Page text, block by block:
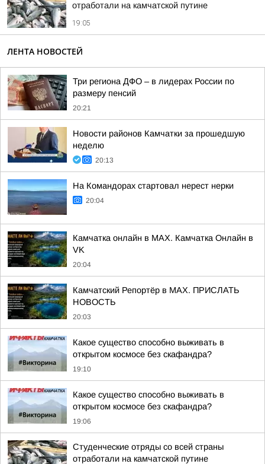
отработали на камчатской путине
19:05
ЛЕНТА НОВОСТЕЙ
Три региона ДФО – в лидерах России по
размеру пенсий
20:21
Новости районов Камчатки за прошедшую
неделю
20:13
На Командорах стартовал нерест нерки
20:04
Камчатка онлайн в MAX. Камчатка Онлайн в
VK
20:04
Камчатский Репортёр в MAX. ПРИСЛАТЬ
НОВОСТЬ
20:03
Какое существо способно выживать в
открытом космосе без скафандра?
19:10
Какое существо способно выживать в
открытом космосе без скафандра?
19:06
Студенческие отряды со всей страны
отработали на камчатской путине